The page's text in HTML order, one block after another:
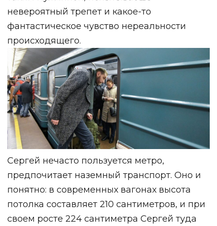
невероятный трепет и какое-то
фантастическое чувство нереальности
происходящего.
Сергей нечасто пользуется метро,
предпочитает наземный транспорт. Оно и
понятно: в современных вагонах высота
потолка составляет 210 сантиметров, и при
своем росте 224 сантиметра Сергей туда